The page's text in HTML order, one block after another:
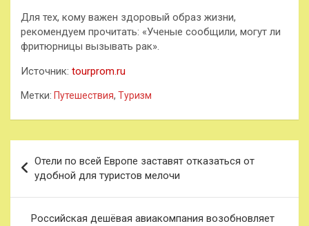
Для тех, кому важен здоровый образ жизни,
рекомендуем прочитать: «Ученые сообщили, могут ли
фритюрницы вызывать рак».
Источник: tourprom.ru
Метки: Путешествия, Туризм
по
записям
Отели по всей Европе заставят отказаться от
удобной для туристов мелочи
Российская дешёвая авиакомпания возобновляет